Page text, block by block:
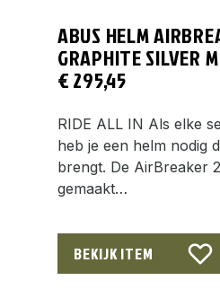
ABUS HELM
GRAPHITE SILVER
€295,45
RIDE ALL IN Als elke
heb je een helm nodig
brengt. De AirBreaker
gemaakt…
BEKIJK ITEM